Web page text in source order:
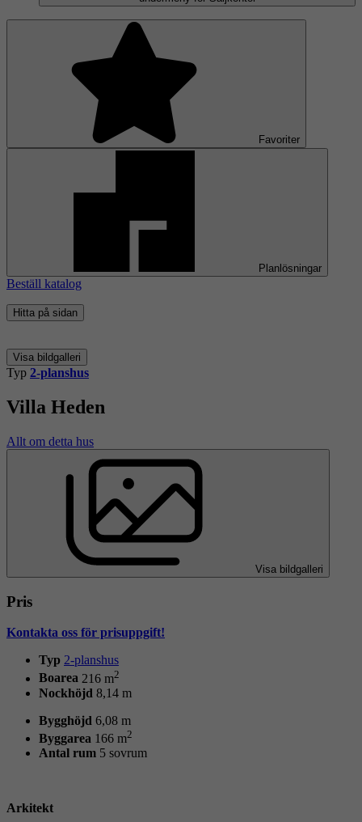
Favoriter
Planlösningar
Beställ katalog
Hitta på sidan
Visa bildgalleri
Typ 2-planshus
Villa Heden
Allt om detta hus
Visa bildgalleri
Pris
Kontakta oss för prisuppgift!
Typ 2-planshus
Boarea 216 m2
Nockhöjd 8,14 m
Bygghöjd 6,08 m
Byggarea 166 m2
Antal rum 5 sovrum
Arkitekt